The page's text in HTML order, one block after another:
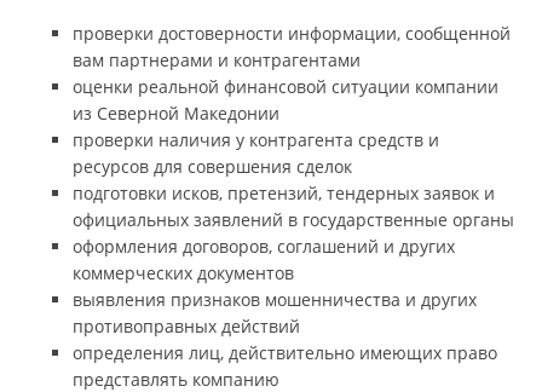
проверки достоверности информации, сообщенной
вам партнерами и контрагентами
оценки реальной финансовой ситуации компании
из Северной Македонии
проверки наличия у контрагента средств и
ресурсов для совершения сделок
подготовки исков, претензий, тендерных заявок и
официальных заявлений в государственные органы
оформления договоров, соглашений и других
коммерческих документов
выявления признаков мошенничества и других
противоправных действий
определения лиц, действительно имеющих право
представлять компанию